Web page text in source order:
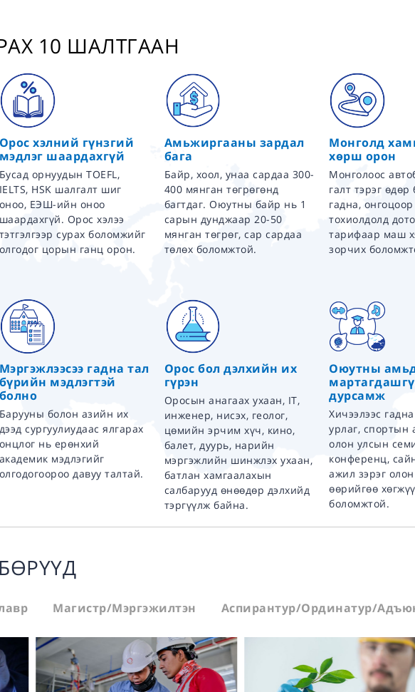
10 ШАЛТГААН
Орос хэлний гүнзгий
мэдлэг шаардахгүй
Бусад орнуудын TOEFL,
IELTS, HSK шалгалт шиг
оноо, ЕЭШ-ийн оноо
шаардахгүй. Орос хэлээ
тэтгэлгээр сурах боломжийг
олгодог цорын ганц орон.
Амьжиргааны зардал
бага
Байр, хоол, унаа сардаа 300-
400 мянган төгрөгөнд
багтдаг. Оюутны байр нь 1
сарын дунджаар 20-50
мянган төгрөг, сар сардаа
төлөх боломжтой.
Монголд
хөрш орон
Монголоос
галт тэрэг өдөр
гадна,
тохиолдолд
тарифаар маш
зорчих
Мэргэжлээсээ гадна тал
бүрийн мэдлэгтэй
болно
Барууны болон азийн их
дээд сургуулиудаас ялгарах
онцлог нь ерөнхий
академик мэдлэгийг
олгодогоороо давуу талтай.
Орос бол дэлхийн их
гүрэн
Оросын анагаах ухаан, IT,
инженер, нисэх, геолог,
цөмийн эрчим хүч, кино,
балет, дуурь, нарийн
мэргэжлийн шинжлэх ухаан,
батлан хамгаалахын
салбарууд өнөөдөр дэлхийд
тэргүүлж байна.
Оюутны
дурсамж
Хичээлээс
урлаг, спортын
олон улсын
конференц,
ажил зэрэг
өөрийгөө
боломжтой.
Магистр/Мэргэжилтэн Аспирантур/Ординатур/